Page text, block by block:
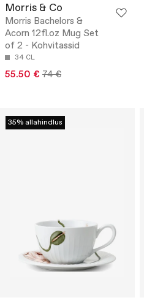
Morris & Co
Morris Bachelors &
Acorn 12fl.oz Mug Set
of 2 - Kohvitassid
34 CL
55.50 € 74 €
35% allahindlus